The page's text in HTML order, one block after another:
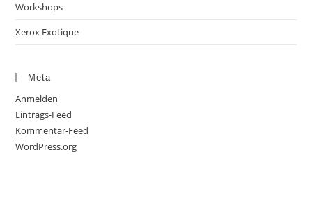
Workshops
Xerox Exotique
Meta
Anmelden
Eintrags-Feed
Kommentar-Feed
WordPress.org